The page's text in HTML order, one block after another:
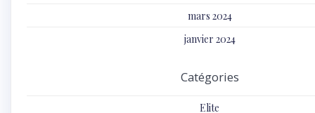
mars 2024
janvier 2024
Catégories
Elite